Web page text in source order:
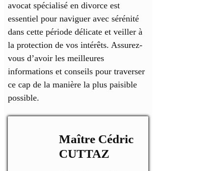
avocat spécialisé en divorce est
essentiel pour naviguer avec sérénité
dans cette période délicate et veiller à
la protection de vos intérêts. Assurez-
vous d’avoir les meilleures
informations et conseils pour traverser
ce cap de la manière la plus paisible
possible.
Maître Cédric
CUTTAZ